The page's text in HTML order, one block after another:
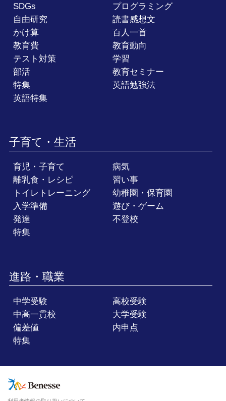
SDGs
プログラミング
自由研究
読書感想文
かけ算
百人一首
教育費
教育動向
テスト対策
学習
部活
教育セミナー
特集
英語勉強法
英語特集
子育て・生活
育児・子育て
病気
離乳食・レシピ
習い事
トイレトレーニング
幼稚園・保育園
入学準備
遊び・ゲーム
発達
不登校
特集
進路・職業
中学受験
高校受験
中高一貫校
大学受験
偏差値
内申点
特集